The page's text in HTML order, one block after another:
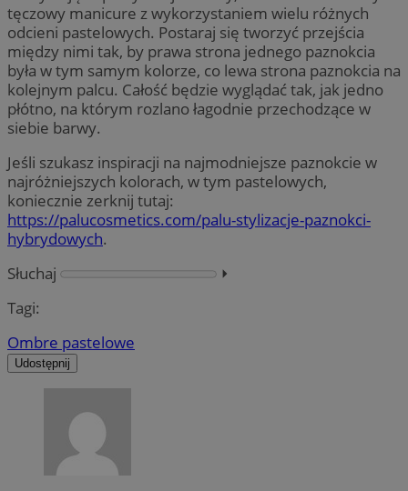
tęczowy manicure z wykorzystaniem wielu różnych
odcieni pastelowych. Postaraj się tworzyć przejścia
między nimi tak, by prawa strona jednego paznokcia
była w tym samym kolorze, co lewa strona paznokcia na
kolejnym palcu. Całość będzie wyglądać tak, jak jedno
płótno, na którym rozlano łagodnie przechodzące w
siebie barwy.
Jeśli szukasz inspiracji na najmodniejsze paznokcie w
najróżniejszych kolorach, w tym pastelowych,
koniecznie zerknij tutaj:
https://palucosmetics.com/palu-stylizacje-paznokci-
hybrydowych.
Słuchaj
⏵︎
Tagi:
Ombre pastelowe
Udostępnij